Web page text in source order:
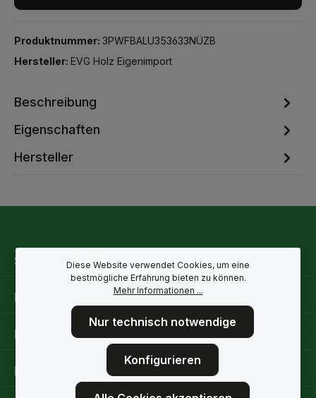
Produktnummer: 3PWFBALU353633NÜZB
Hersteller: EVG Holz Eigenimport
Beschreibung
Eigenschaften
Hersteller
Service-Hotline
Rechtliche Hinweise
Informationen
Folge uns
Diese Website verwendet Cookies, um eine
bestmögliche Erfahrung bieten zu können.
Mehr Informationen ...
Nur technisch notwendige
Konfigurieren